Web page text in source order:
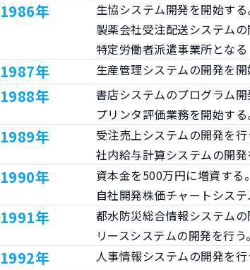
1986年
生協システム開発を開始する
製薬会社受注配送システムの
特定労働者派遣事業所とな
1987年 生産管理システムの開発を開
1988年
書店システムのプログラム開
プリンタ評価業務を開始する
1989年
受注売上システムの開発を行
社内給与計算システムの開発
1990年
資本金を500万円に増資する。
自社開発株価チャートシステ
1991年
都水防災総合情報システムの
リースシステムの開発を行う。
1992年 人事情報システムの開発を行